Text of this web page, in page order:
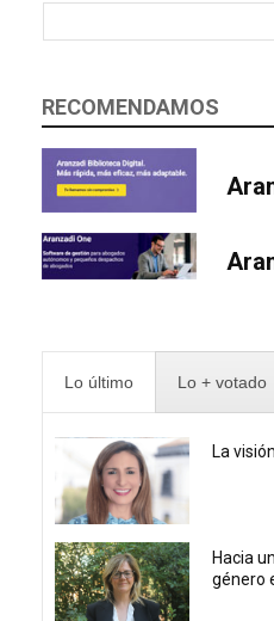
RECOMENDAMOS
Lo último Lo + votado
La
Hacia
género